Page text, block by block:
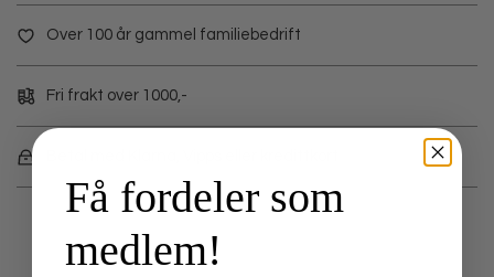
Over 100 år gammel familiebedrift
Fri frakt over 1000,-
Få fordeler som
medlem!